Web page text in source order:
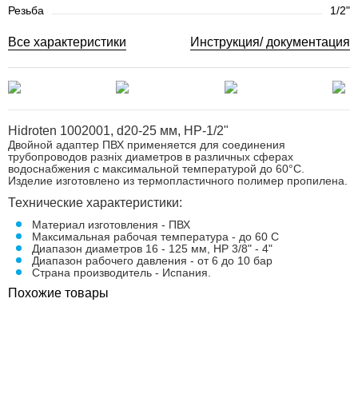
Резьба
1/2"
Все характеристики Инструкция/ документация
Hidroten 1002001, d20-25 мм, НР-1/2"
Двойной адаптер ПВХ применяется для соединения
трубопроводов разніх диаметров в различных сферах
водоснабжения с максимальной температурой до 60°C
Изделие изготовлено из термопластичного полимер пропилена
Технические характеристики:
Материал изготовления - ПВХ
Максимальная рабочая температура - до 60 С
Диапазон диаметров 16 - 125 мм, НР 3/8" - 4"
Диапазон рабочего давления - от 6 до 10 бар
Страна производитель - Испания.
Похожие товары